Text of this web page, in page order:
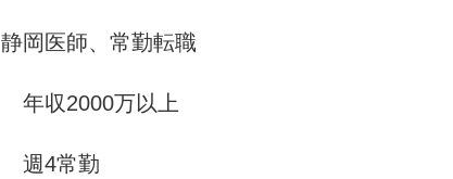
静岡医師、常勤転職
年収2000万以上
週4常勤